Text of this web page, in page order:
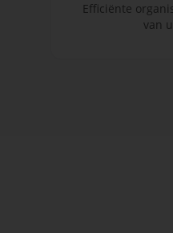
Efficiënte
van